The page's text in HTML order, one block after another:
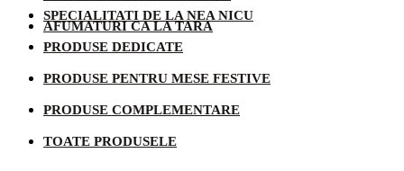
AFUMATURI CA LA TARA
SPECIALITATI DE LA NEA NICU
PRODUSE DEDICATE
PRODUSE PENTRU MESE FESTIVE
PRODUSE COMPLEMENTARE
TOATE PRODUSELE